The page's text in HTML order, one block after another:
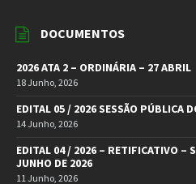
DOCUMENTOS
2026 ATA 2 – ORDINÁRIA – 27 ABRIL
18 Junho, 2026
EDITAL 05 / 2026 SESSÃO PÚBLICA
14 Junho, 2026
EDITAL 04 / 2026 – RETIFICATIVO –
JUNHO DE 2026
11 Junho, 2026